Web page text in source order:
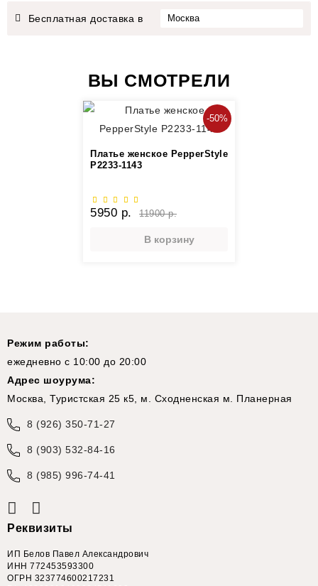
Бесплатная доставка в
ВЫ СМОТРЕЛИ
-50%
Платье женское PepperStyle
P2233-1143
5950 р. 11900 р.
В корзину
Реквизиты
ИП Белов Павел Александрович
ИНН 772453593300
ОГРН 323774600217231
Режим работы:
ежедневно с 10:00 до 20:00
Адрес шоурума:
Москва, Туристская 25 к5, м. Сходненская м. Планерная
8 (926) 350-71-27
8 (903) 532-84-16
8 (985) 996-74-41